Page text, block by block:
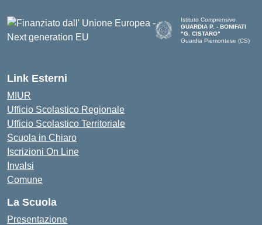
Istituto Comprensivo
GUARDIA P. - BONIFATI
"G. CISTARO"
Guardia Piemontese (CS)
Link Esterni
MIUR
Ufficio Scolastico Regionale
Ufficio Scolastico Territoriale
Scuola in Chiaro
Iscrizioni On Line
Invalsi
Comune
La Scuola
Presentazione